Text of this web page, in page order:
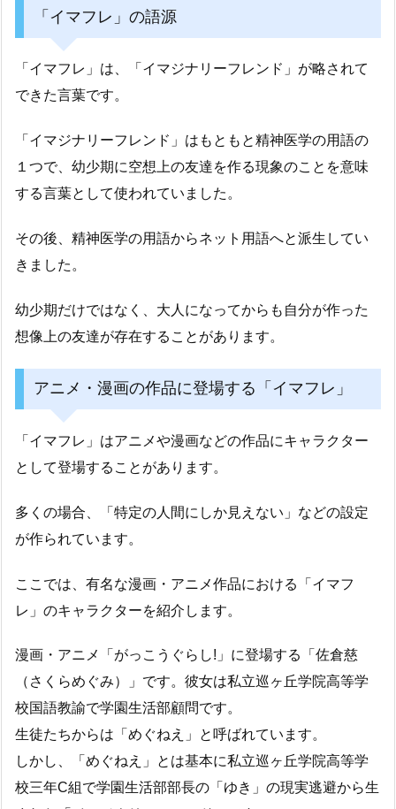
「イマフレ」の語源
「イマフレ」は、「イマジナリーフレンド」が略されて
できた言葉です。
「イマジナリーフレンド」はもともと精神医学の用語の
１つで、幼少期に空想上の友達を作る現象のことを意味
する言葉として使われていました。
その後、精神医学の用語からネット用語へと派生してい
きました。
幼少期だけではなく、大人になってからも自分が作った
想像上の友達が存在することがあります。
アニメ・漫画の作品に登場する「イマフレ」
「イマフレ」はアニメや漫画などの作品にキャラクター
として登場することがあります。
多くの場合、「特定の人間にしか見えない」などの設定
が作られています。
ここでは、有名な漫画・アニメ作品における「イマフ
レ」のキャラクターを紹介します。
漫画・アニメ「がっこうぐらし!」に登場する「佐倉慈
（さくらめぐみ）」です。彼女は私立巡ヶ丘学院高等学
校国語教諭で学園生活部顧問です。
生徒たちからは「めぐねえ」と呼ばれています。
しかし、「めぐねえ」とは基本に私立巡ヶ丘学院高等学
校三年C組で学園生活部部長の「ゆき」の現実逃避から生